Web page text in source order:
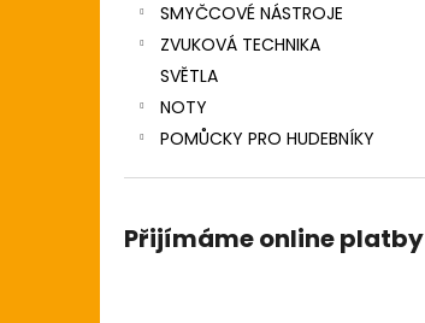
SMYČCOVÉ NÁSTROJE
ZVUKOVÁ TECHNIKA
SVĚTLA
NOTY
POMŮCKY PRO HUDEBNÍKY
Přijímáme online platby